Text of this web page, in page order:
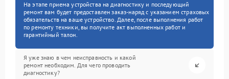
На этапе приема устройства на диагностику и последующий
ремонт вам будет предоставлен заказ-наряд с указанием страховых
обязательств на ваше устройство. Далее, после выполнения работ
по ремонту техники, вы получите акт выполненных работ и
гарантийный талон.
Я уже знаю в чем неисправность и какой
ремонт необходим. Для чего проводить
диагностику?